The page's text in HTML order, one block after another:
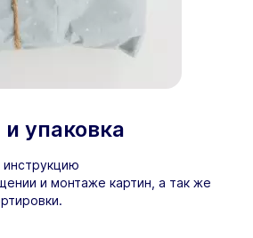
упаковка
и монтаже картин, а так же